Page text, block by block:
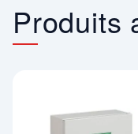
Produits